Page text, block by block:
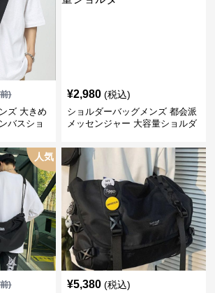
)
ズ 大きめ
バスショ
¥2,980 (税込)
ショルダーバッグメンズ 都会派
メッセンジャー 大容量ショルダ
人気
) ¥5,380 (税込)